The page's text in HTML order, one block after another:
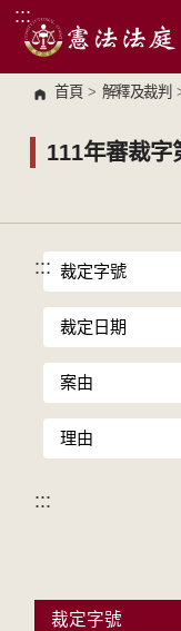
跳到主要內容區塊
:::
首頁 > 解釋及裁判
111年審裁字
::: 裁定字號
裁定日期
案由
理由
:::
裁定字號